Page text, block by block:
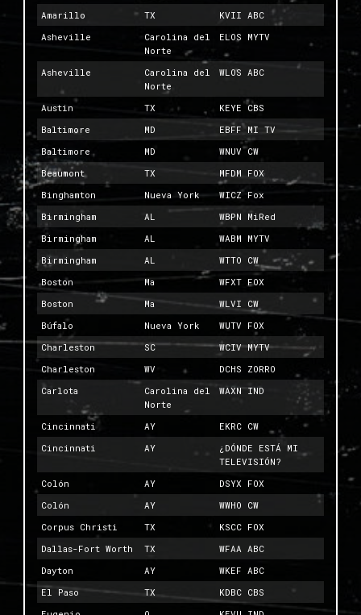
Amarillo
TX
KVII ABC
Asheville
Carolina del
Norte
ELOS MYTV
Asheville
Carolina del
Norte
WLOS ABC
Austin TX
KEYE CBS
Baltimore
MD
EBFF MI TV
Baltimore
MD
WNUV CW
Beaumont
TX
MFDM FOX
Binghamton
Nueva York
WICZ Fox
Birmingham
AL
WBPN MiRed
Birmingham
AL
WABM MYTV
Birmingham
AL
WTTO CW
Boston
Ma
WFXT FOX
Boston
Ma
WLVI CW
Búfalo
Nueva York
WUTV FOX
Charleston
SC
WCIV MYTV
Charleston
WV
DCHS ZORRO
Carlota
Carolina del
Norte
WAXN IND
Cincinnati AY
EKRC CW
Cincinnati
AY
¿DÓNDE ESTÁ MI
TELEVISIÓN?
Colón
AY
DSYX FOX
Colón
AY
WWHO CW
Corpus Christi
TX
KSCC FOX
Dallas-Fort Worth
TX
WFAA ABC
Dayton
AY
WKEF ABC
El Paso
TX
KDBC CBS